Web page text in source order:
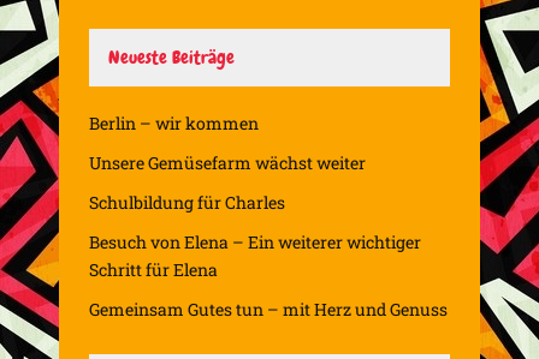
Neueste Beiträge
Berlin – wir kommen
Unsere Gemüsefarm wächst weiter
Schulbildung für Charles
Besuch von Elena – Ein weiterer wichtiger
Schritt für Elena
Gemeinsam Gutes tun – mit Herz und Genuss